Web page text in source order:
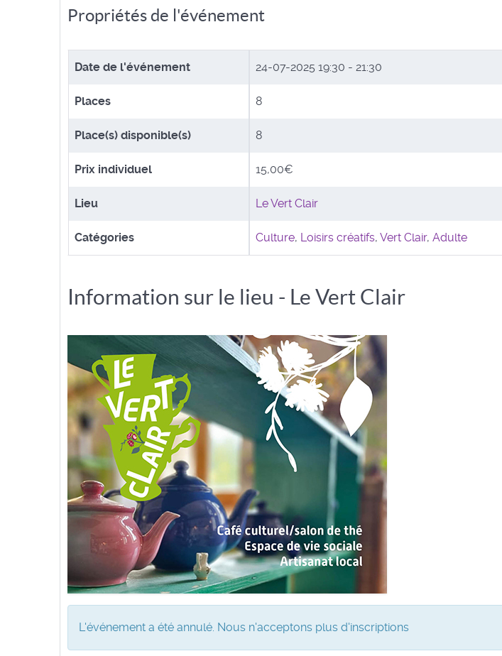
Propriétés de l'événement
Date de l'événement 24-07-2025 19:30 - 21:30
Places 8
Place(s) disponible(s) 8
Prix individuel 15,00€
Lieu Le Vert Clair
Catégories Culture, Loisirs créatifs, Vert Clair, Adulte
Information sur le lieu - Le Vert Clair
L'événement a été annulé. Nous n'acceptons plus d'inscriptions